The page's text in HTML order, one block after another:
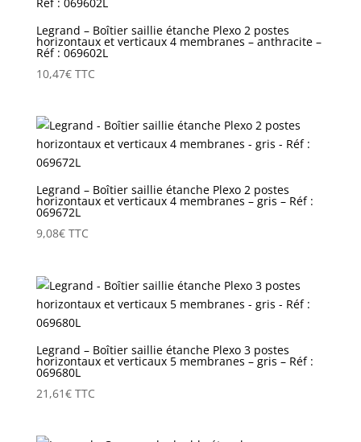
Legrand – Boîtier saillie étanche Plexo 2 postes
horizontaux et verticaux 4 membranes – anthracite –
Réf : 069602L
10,47€ TTC
Legrand – Boîtier saillie étanche Plexo 2 postes
horizontaux et verticaux 4 membranes – gris – Réf :
069672L
9,08€ TTC
Legrand – Boîtier saillie étanche Plexo 3 postes
horizontaux et verticaux 5 membranes – gris – Réf :
069680L
21,61€ TTC